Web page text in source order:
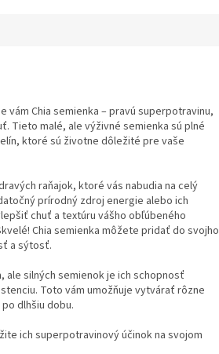
Chia semienka – pravú superpotravinu,
Tieto malé, ale výživné semienka sú plné
ktoré sú životne dôležité pre vaše
raňajok, ktoré vás nabudia na celý
prírodný zdroj energie alebo ich
chuť a textúru vášho obľúbeného
Chia semienka môžete pridať do svojho
a sýtosť.
ale silných semienok je ich schopnosť
Toto vám umožňuje vytvárať rôzne
dlhšiu dobu.
ich superpotravinový účinok na svojom